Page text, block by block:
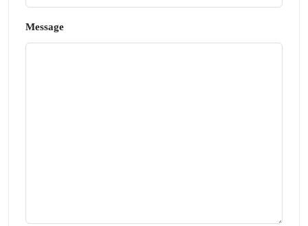
Message